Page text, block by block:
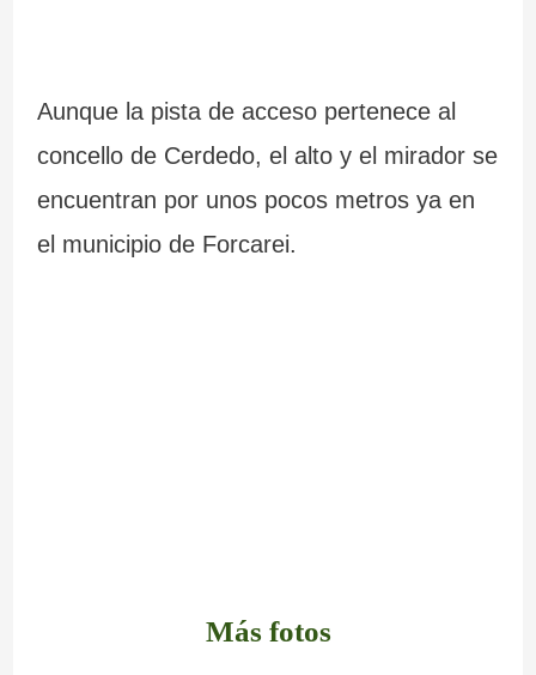
Aunque la pista de acceso pertenece al
concello de Cerdedo, el alto y el mirador se
encuentran por unos pocos metros ya en
el municipio de Forcarei.
Más fotos